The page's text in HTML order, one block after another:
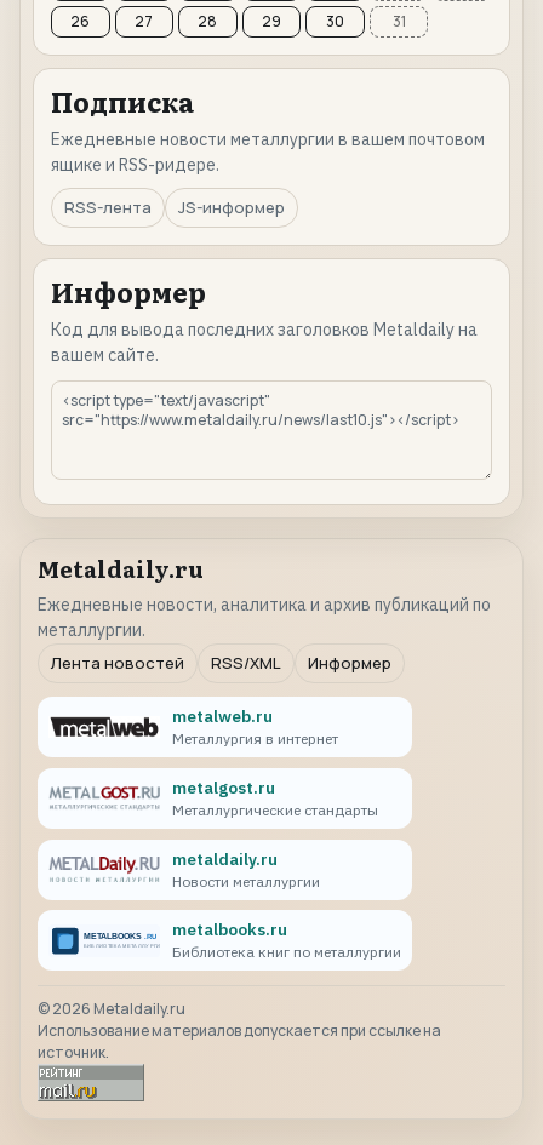
26
27 28 29 30 31
Подписка
Ежедневные новости металлургии в вашем почтовом
ящике и RSS-ридере.
RSS-лента
JS-информер
Информер
Код для вывода последних заголовков Metaldaily на
вашем сайте.
Metaldaily.ru
Ежедневные новости, аналитика и архив публикаций по
металлургии.
Лента новостей
RSS/XML Информер
metalweb.ru
Металлургия в интернет
metalgost.ru
Металлургические стандарты
metaldaily.ru
Новости металлургии
metalbooks.ru
Библиотека книг по металлургии
©2026 Metaldaily.ru
Использование материалов допускается при ссылке на
источник.